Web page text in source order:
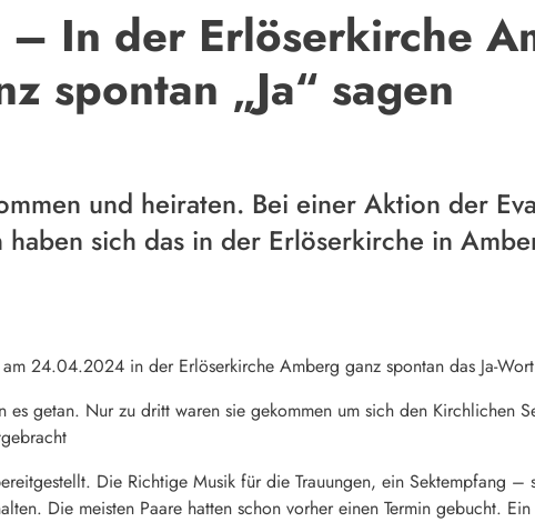
– In der Erlöserkirche
spontan „Ja“ sagen
und heiraten. Bei einer Aktion der
haben sich das in der Erlöserkirche in
24.04.2024 in der Erlöserkirche Amberg ganz spontan das Ja-
getan. Nur zu dritt waren sie gekommen um sich den Kirchlichen
Die Richtige Musik für die Trauungen, ein Sektempfang
Die meisten Paare hatten schon vorher einen Termin gebucht.